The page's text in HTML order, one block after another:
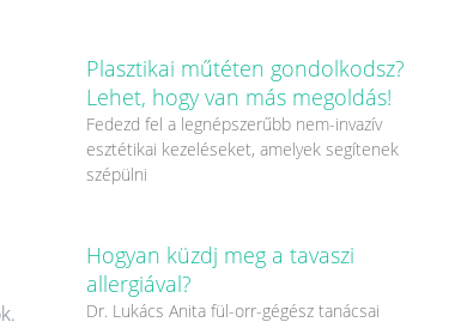
Plasztikai műtéten gondolkodsz?
Lehet, hogy van más megoldás!
Fedezd fel a legnépszerűbb nem-invazív
esztétikai kezeléseket, amelyek segítenek
szépülni
Hogyan küzdj meg a tavaszi
allergiával?
Dr. Lukács Anita fül-orr-gégész tanácsai